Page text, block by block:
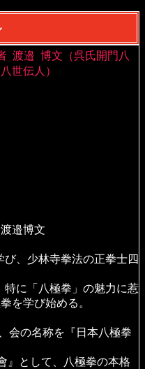
渡邉 博文（呉氏開門八
世伝人）
邉博文
び、少林寺拳法の正拳士四
特に「八極拳」の魅力に惹
を学び始める。
会の名称を『日本八極拳
』として、八極拳の本格